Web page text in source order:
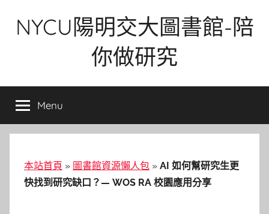
NYCU陽明交大圖書館-陪
你做研究
Menu
本站首頁 » 圖書館資源懶人包 » AI 如何幫研究生更
快找到研究缺口？— WOS RA 校園應用分享